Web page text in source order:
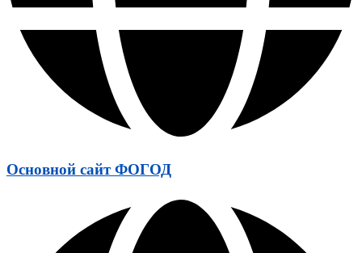
Основной сайт ФОГОД